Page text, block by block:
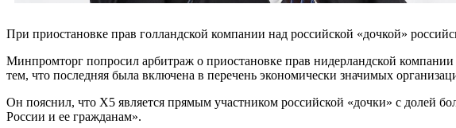
При приостановке прав голландской компании над российской «дочкой»
Минпромторг попросил арбитраж о приостановке прав нидерландской
тем, что последняя была включена в перечень экономически значимых
Он пояснил, что X5 является прямым участником российской «дочки» с долей
России и ее гражданам».